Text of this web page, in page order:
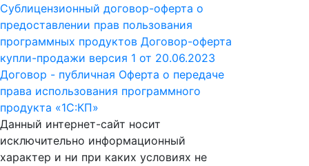
Сублицензионный договор-оферта о
предоставлении прав пользования
программных продуктов Договор-оферта
купли-продажи версия 1 от 20.06.2023
Договор - публичная Оферта о передаче
права использования программного
продукта «1С:КП»
Данный интернет-сайт носит
исключительно информационный
характер и ни при каких условиях не